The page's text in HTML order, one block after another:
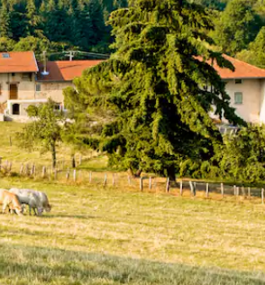
cima e para baixo ou explore com gestos